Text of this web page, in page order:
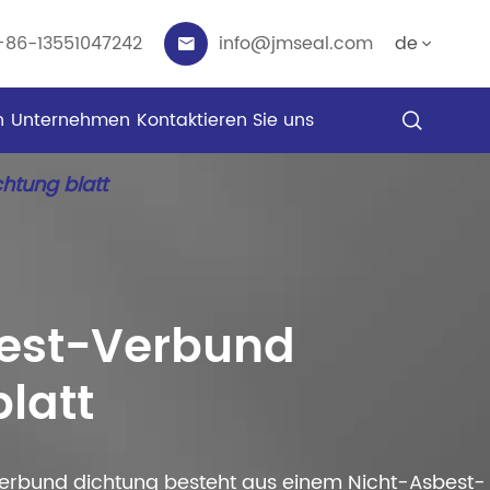
13551047242  info@jmseal.com de 
Unternehmen Kontaktieren Sie uns 
blatt
Verbund
dichtung besteht aus einem Nicht-Asbest-